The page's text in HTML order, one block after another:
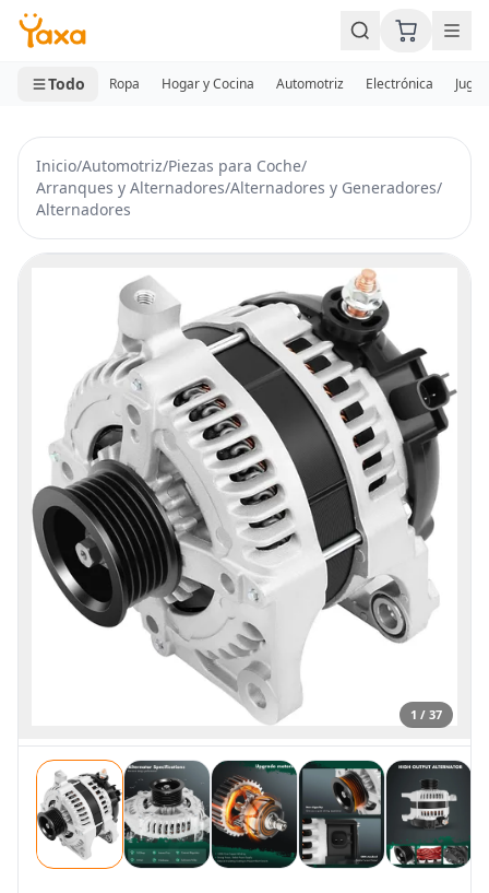
MINI CARRITO
0 productos
Todo Ropa Hogar y Cocina Automotriz Electrónica
Inicio/Automotriz/Piezas para Coche/
Arranques y Alternadores/Alternadores y Generadores/
Alternadores
1 / 37